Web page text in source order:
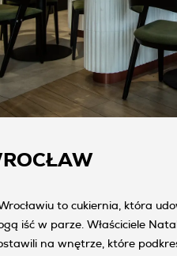
to cukiernia, która
iść w parze. Właściciele
na wnętrze, które